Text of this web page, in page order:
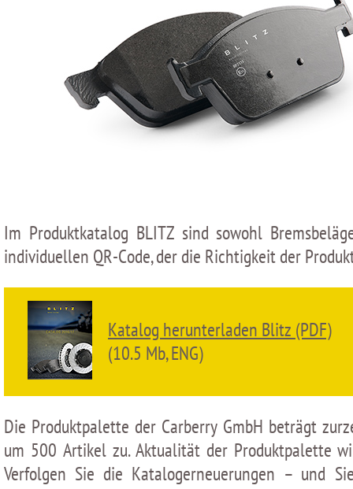
Im Produktkatalog BLITZ sind sowohl
individuellen QR-Code, der die Richtigkeit der
Katalog herunterladen Blitz (PDF)
(10.5 Mb, ENG)
Die Produktpalette der Carberry GmbH beträgt
um 500 Artikel zu. Aktualität der Produktpalette
Verfolgen Sie die Katalogerneuerungen – und